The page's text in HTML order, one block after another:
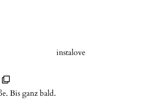
instalove